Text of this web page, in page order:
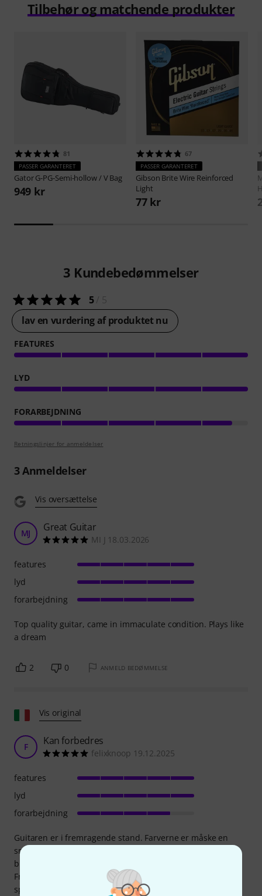
Tilbehør og matchende produkter
81
PASSER GARANTERET
GatorG-PG-Semi-hollow / V Bag
949 kr
67
PASSER GARANTERET
Gibson Brite Wire Reinforced
Light
77 kr
3 Kundebedømmelser
5/ 5
lav en vurdering af produktet nu
FEATURES
LYD
FORARBEJDNING
Retningslinjer for anmeldelser
3Anmeldelser
Vis oversættelse
MJ Great Guitar
MI J 18.03.2026
Top quality guitar, came in immaculate condition. Plays like
a dream
features
lyd
forarbejdning
2 0 ANMELD BEDØMMELSE
Vis original
F Kan forbedres
felixknoop 19.12.2025
Guitaren er i fremragende stand. Farverne er måske en
smule mørkere end jeg forventede sammenlignet med
billedet, men åretegningerne er stadig synlige.
Fremragende emballage. Den eneste fejl er sporene af
spåner inde i etuiet, som stadig lugter af træarbejde. En
features
lyd
forarbejdning